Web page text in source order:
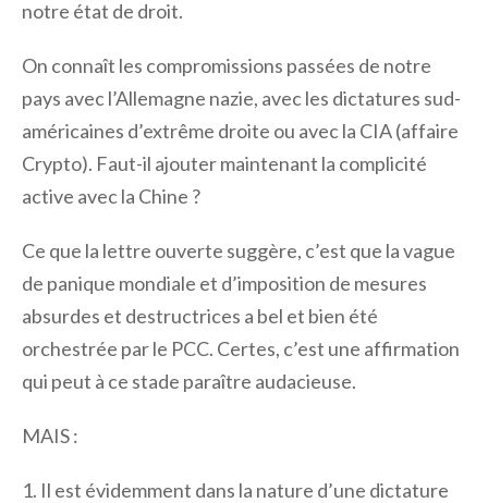
notre état de droit.
On connaît les compromissions passées de notre
pays avec l’Allemagne nazie, avec les dictatures sud-
américaines d’extrême droite ou avec la CIA (affaire
Crypto). Faut-il ajouter maintenant la complicité
active avec la Chine ?
Ce que la lettre ouverte suggère, c’est que la vague
de panique mondiale et d’imposition de mesures
absurdes et destructrices a bel et bien été
orchestrée par le PCC. Certes, c’est une affirmation
qui peut à ce stade paraître audacieuse.
MAIS :
Il est évidemment dans la nature d’une dictature